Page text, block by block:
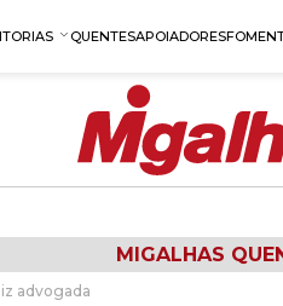
QUENTESAPOIADORES
MIGALHAS
advogada